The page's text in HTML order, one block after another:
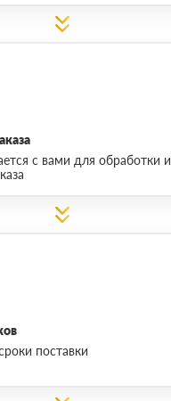
с вами для обработки и
поставки